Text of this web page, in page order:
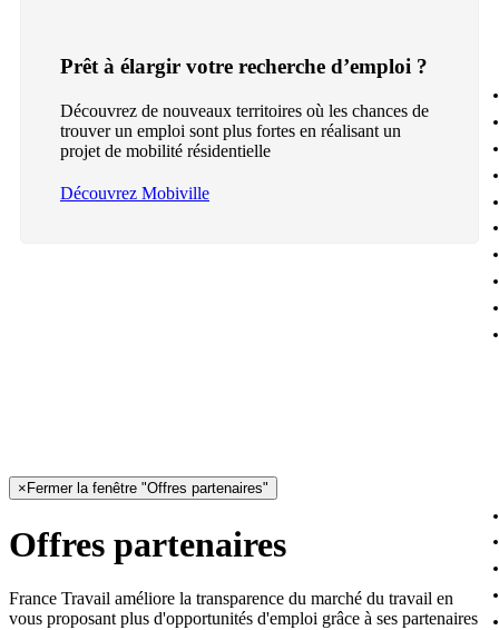
Prêt à élargir votre recherche d’emploi ?
Découvrez de nouveaux territoires où les chances de
trouver un emploi sont plus fortes en réalisant un
projet de mobilité résidentielle
Découvrez Mobiville
× Fermer la fenêtre "Offres partenaires"
Offres partenaires
France Travail améliore la transparence du marché du travail en
vous proposant plus d'opportunités d'emploi grâce à ses partenaires